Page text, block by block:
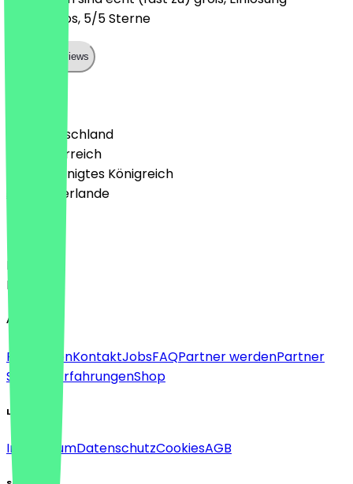
problemlos, 5/5 Sterne
Show all reviews
🇩🇪 Deutschland
🇦🇹 Österreich
🇬🇧 Vereinigtes Königreich
🇳🇱 Niederlande
Deutsch
English
About
Für FirmenKontaktJobsFAQPartner werdenPartner
Support
ErfahrungenShop
Legal
ImpressumDatenschutzCookiesAGB